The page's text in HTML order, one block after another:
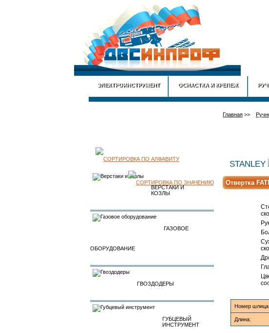
ЭЛЕКТРОИНСТРУМЕНТ ОСНАСТКА И КРЕПЕЖ
ПРОДУКЦИИ
ВЕРСТАКИ И
КОЗЛЫ
ГАЗОВОЕ
ОБОРУДОВАНИЕ
ГВОЗДОДЕРЫ
ГУБЦЕВЫЙ
ИНСТРУМЕНТ
Главная >>
STANLEY
Отвертка
Номер шлица
Длина: